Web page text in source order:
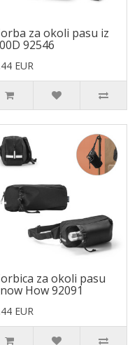
za okoli pasu iz
92546
EUR
za okoli pasu
How 92091
EUR